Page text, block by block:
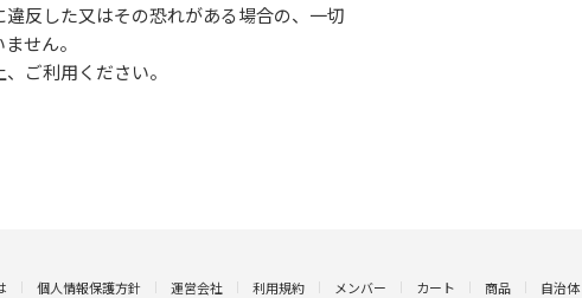
反した又はその恐れがある場合の、一切
せん。
ご利用ください。
個人情報保護方針 運営会社 利用規約 メンバー カート 商品 自治体